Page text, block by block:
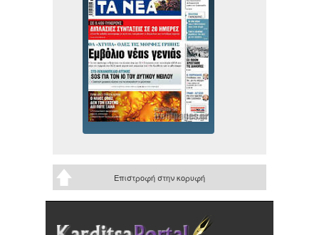
Επιστροφή στην κορυφή